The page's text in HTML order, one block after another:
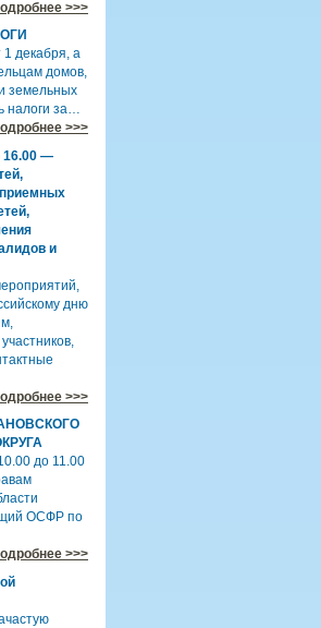
>>>
1 декабря, а
домов,
земельных
налоги за…
>>>
16.00 —
и
дню
>>>
до 11.00
ОСФР по
>>>